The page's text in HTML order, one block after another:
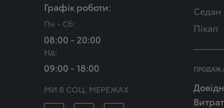
Графік роботи:
Пн - Сб:
08:00 - 20:00
Нд:
09:00 - 18:00
МИ В СОЦ. МЕРЕЖАХ
Седан
Пікап
ПРОДАЖ